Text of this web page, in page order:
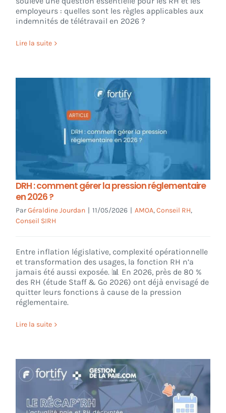
employeurs : quelles sont les règles applicables aux
indemnités de télétravail en 2026 ?
Lire la suite
DRH : comment gérer la pression réglementaire
en 2026 ?
ParGéraldine Jourdan | 11/05/2026 | AMOA,Conseil RH,
Conseil SIRH
Entre inflation législative, complexité opérationnelle
et transformation des usages, la fonction RH n’a
jamais été aussi exposée. 📊 En 2026, près de 80 %
des RH (étude Staff & Go 2026) ont déjà envisagé de
quitter leurs fonctions à cause de la pression
réglementaire.
Lire la suite